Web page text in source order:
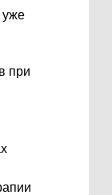
уже
при